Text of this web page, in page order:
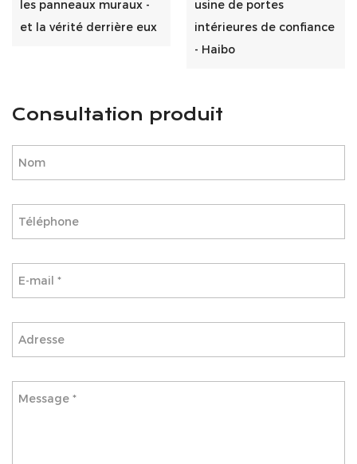
les panneaux muraux -
et la vérité derrière eux
usine de portes
intérieures de confiance
- Haibo
Consultation produit